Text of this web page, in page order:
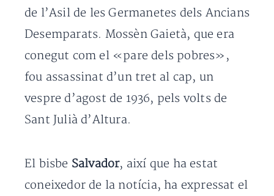
de l’Asil de les Germanetes dels Ancians
Desemparats. Mossèn Gaietà, que era
conegut com el «pare dels pobres»,
fou assassinat d’un tret al cap, un
vespre d’agost de 1936, pels volts de
Sant Julià d’Altura.
El bisbe Salvador, així que ha estat
coneixedor de la notícia, ha expressat el